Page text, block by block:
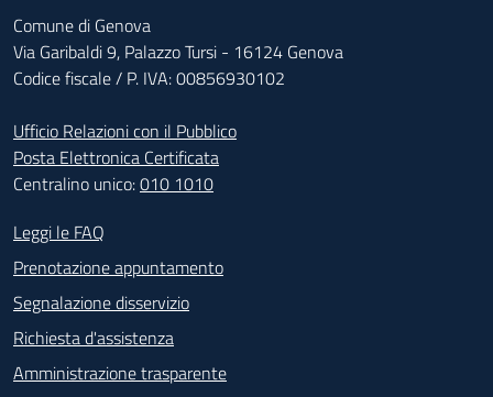
Comune di Genova
Via Garibaldi 9, Palazzo Tursi - 16124 Genova
Codice fiscale / P. IVA: 00856930102
Ufficio Relazioni con il Pubblico
Posta Elettronica Certificata
Centralino unico:010 1010
Footer - Contatti
Leggi le FAQ
Prenotazione appuntamento
Segnalazione disservizio
Richiesta d'assistenza
Amministrazione trasparente